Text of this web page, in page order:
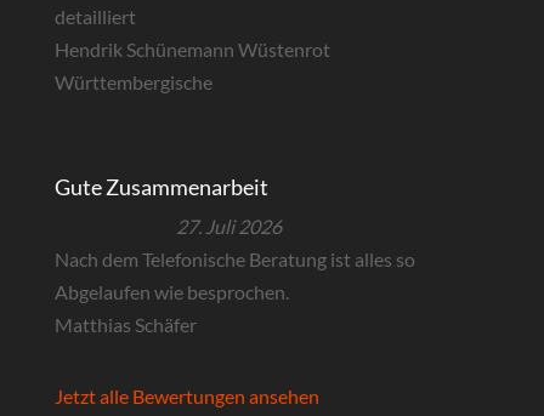
detailliert
Hendrik Schünemann Wüstenrot
Württembergische
Gute Zusammenarbeit
27. Juli 2026
Nach dem Telefonische Beratung ist alles so
Abgelaufen wie besprochen.
Matthias Schäfer
Jetzt alle Bewertungen ansehen